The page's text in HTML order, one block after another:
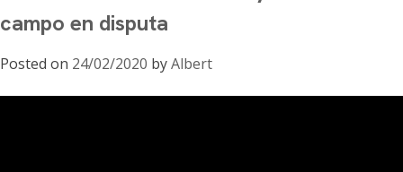
comunicación»
Francisco
campo en disputa
Posted on 24/02/2020 byAlbert